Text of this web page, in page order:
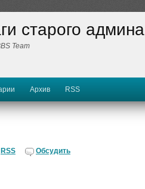
старого админа
Team
Архив RSS
RSS
Обсудить